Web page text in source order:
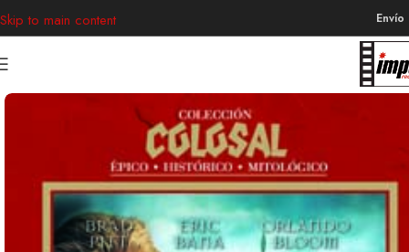
Skip to main content